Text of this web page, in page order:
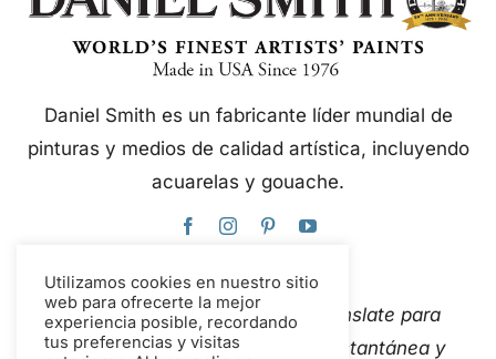
Daniel Smith es un fabricante líder mundial de
pinturas y medios de calidad artística, incluyendo
acuarelas y gouache.
Este sitio web utiliza Google Translate para
traducir el contenido de forma instantánea y
Utilizamos cookies en nuestro sitio
web para ofrecerte la mejor
experiencia posible, recordando
tus preferencias y visitas